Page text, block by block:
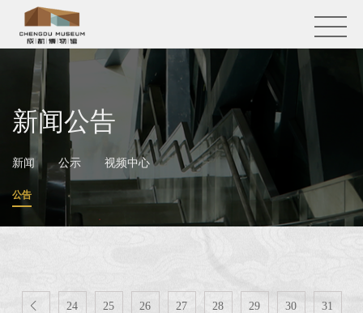
新闻公告
新闻 公示 视频中心
公告
 24 25 26 27 28 29 30 31